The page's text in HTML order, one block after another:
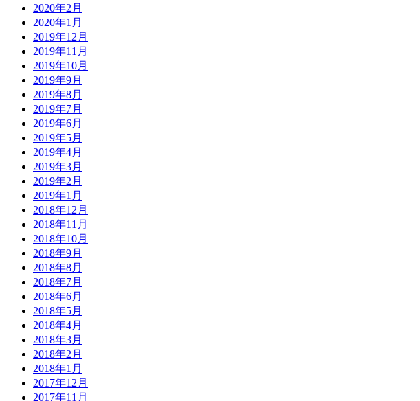
2020年2月
2020年1月
2019年12月
2019年11月
2019年10月
2019年9月
2019年8月
2019年7月
2019年6月
2019年5月
2019年4月
2019年3月
2019年2月
2019年1月
2018年12月
2018年11月
2018年10月
2018年9月
2018年8月
2018年7月
2018年6月
2018年5月
2018年4月
2018年3月
2018年2月
2018年1月
2017年12月
2017年11月